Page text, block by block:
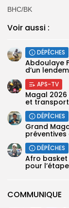
COMMUNIQUE
BHC/BK
Voir aussi :
DÉPÊCHES
Abdoulaye
d’un
APS-TV
Magal
et
DÉPÊCHES
Grand
DÉPÊCHES
‎Afro basket
pour